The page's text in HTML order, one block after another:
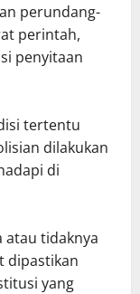
perundang-
perintah,
penyitaan
tertentu
dilakukan
di
atau tidaknya
dipastikan
yang